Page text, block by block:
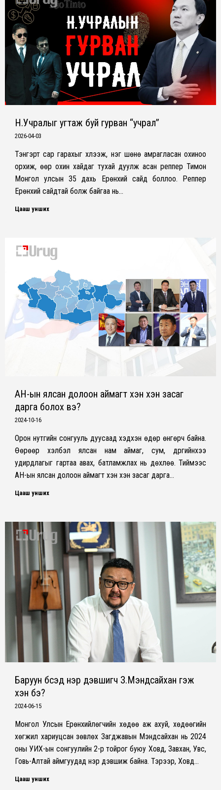
window
window
window
Н.Учралыг угтаж буй гурван “учрал”
2026-04-03
Тэнгэрт сар гарахыг хүлээж, нэг шөнө амрагласан охиноо
орхиж, өөр охин хайдаг тухай дуулж асан реппер Тимон
Монгол улсын 35 дахь Ерөнхий сайд боллоо. Реппер
Ерөнхий сайдтай болж байгаа нь…
Цааш унших
АН-ын ялсан долоон аймагт хэн хэн засаг
дарга болох вэ?
2024-10-16
Орон нутгийн сонгууль дуусаад хэдхэн өдөр өнгөрч байна.
Өөрөөр хэлбэл ялсан нам аймаг, сум, дүүргийнхээ
удирдлагыг гартаа авах, батламжлах нь дөхлөө. Тиймээс
АН-ын ялсан долоон аймагт хэн хэн засаг дарга…
Цааш унших
Баруун бүсэд нэр дэвшигч З.Мэндсайхан гэж
хэн бэ?
2024-06-15
Монгол Улсын Ерөнхийлөгчийн хөдөө аж ахуй, хөдөөгийн
хөгжил хариуцсан зөвлөх Загджавын Мэндсайхан нь 2024
оны УИХ-ын сонгуулийн 2-р тойрог буюу Ховд, Завхан, Увс,
Говь-Алтай аймгуудад нэр дэвшиж байна. Тэрээр, Ховд…
Цааш унших